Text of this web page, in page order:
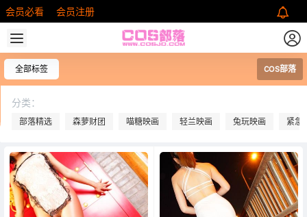
会员必看 会员注册
全部标签 COS部落
分类：
部落精选 森萝财团 喵糖映画 轻兰映画 兔玩映画 紧急